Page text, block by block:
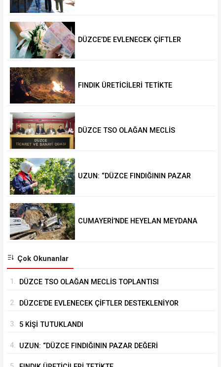
DÜZCE’DE EVLENECEK ÇİFTLER
FINDIK ÜRETİCİLERİ TETİKTE
DÜZCE TSO OLAĞAN MECLİS
UZUN: “DÜZCE FINDIĞININ PAZAR
CUMAYERİ’NDE HEYELAN MEYDANA
Çok Okunanlar
1. DÜZCE TSO OLAĞAN MECLİS TOPLANTISI
2. DÜZCE’DE EVLENECEK ÇİFTLER DESTEKLENİYOR
3. 5 KİŞİ TUTUKLANDI
4. UZUN: “DÜZCE FINDIĞININ PAZAR DEĞERİ